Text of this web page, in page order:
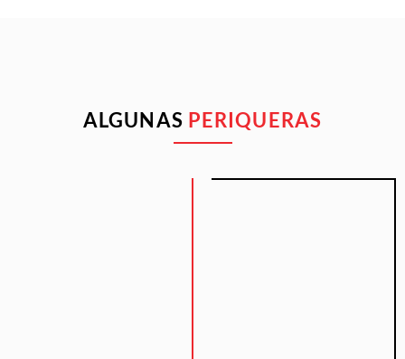
ALGUNAS PERIQUERAS